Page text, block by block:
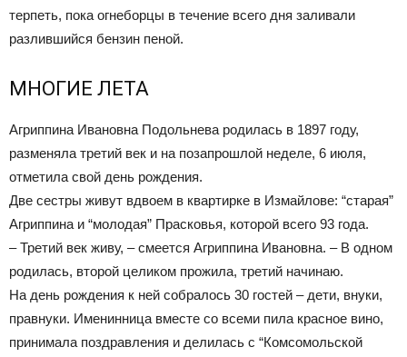
терпеть, пока огнеборцы в течение всего дня заливали
разлившийся бензин пеной.
МНОГИЕ ЛЕТА
Агриппина Ивановна Подольнева родилась в 1897 году,
разменяла третий век и на позапрошлой неделе, 6 июля,
отметила свой день рождения.
Две сестры живут вдвоем в квартирке в Измайлове: “старая”
Агриппина и “молодая” Прасковья, которой всего 93 года.
– Третий век живу, – смеется Агриппина Ивановна. – В одном
родилась, второй целиком прожила, третий начинаю.
На день рождения к ней собралось 30 гостей – дети, внуки,
правнуки. Именинница вместе со всеми пила красное вино,
принимала поздравления и делилась с “Комсомольской